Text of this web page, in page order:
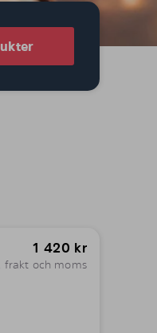
1 420 kr
frakt och moms